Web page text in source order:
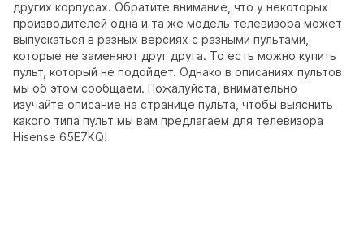
других корпусах. Обратите внимание, что у некоторых
производителей одна и та же модель телевизора может
выпускаться в разных версиях с разными пультами,
которые не заменяют друг друга. То есть можно купить
пульт, который не подойдет. Однако в описаниях пультов
мы об этом сообщаем. Пожалуйста, внимательно
изучайте описание на странице пульта, чтобы выяснить
какого типа пульт мы вам предлагаем для телевизора
Hisense 65E7KQ!